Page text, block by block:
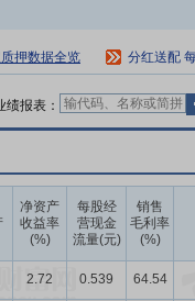
押数据全览 分红送配
绩报表：
净资产
收益率
(%)
每股经
营现金
流量(元)
销售
毛利率
(%)
2.72 0.539 64.54